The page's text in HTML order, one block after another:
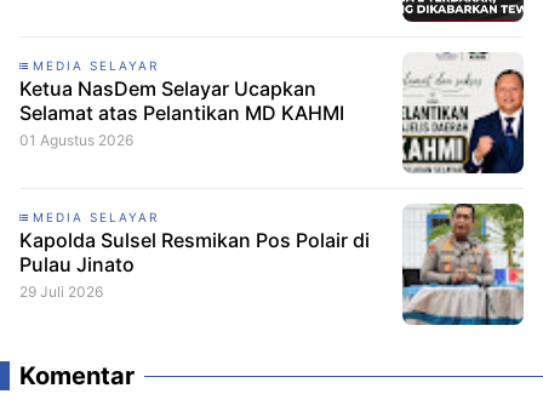
MEDIA SELAYAR
Ketua NasDem Selayar Ucapkan
Selamat atas Pelantikan MD KAHMI
01 Agustus 2026
MEDIA SELAYAR
Kapolda Sulsel Resmikan Pos Polair di
Pulau Jinato
29 Juli 2026
Komentar